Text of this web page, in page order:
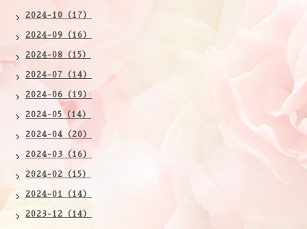
2024-10（17）
2024-09（16）
2024-08（15）
2024-07（14）
2024-06（19）
2024-05（14）
2024-04（20）
2024-03（16）
2024-02（15）
2024-01（14）
2023-12（14）